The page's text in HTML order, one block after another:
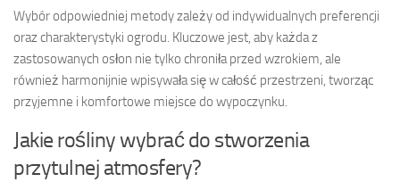
Wybór odpowiedniej metody zależy od indywidualnych preferencji
oraz charakterystyki ogrodu. Kluczowe jest, aby każda z
zastosowanych osłon nie tylko chroniła przed wzrokiem, ale
również harmonijnie wpisywała się w całość przestrzeni, tworząc
przyjemne i komfortowe miejsce do wypoczynku.
Jakie rośliny wybrać do stworzenia
przytulnej atmosfery?